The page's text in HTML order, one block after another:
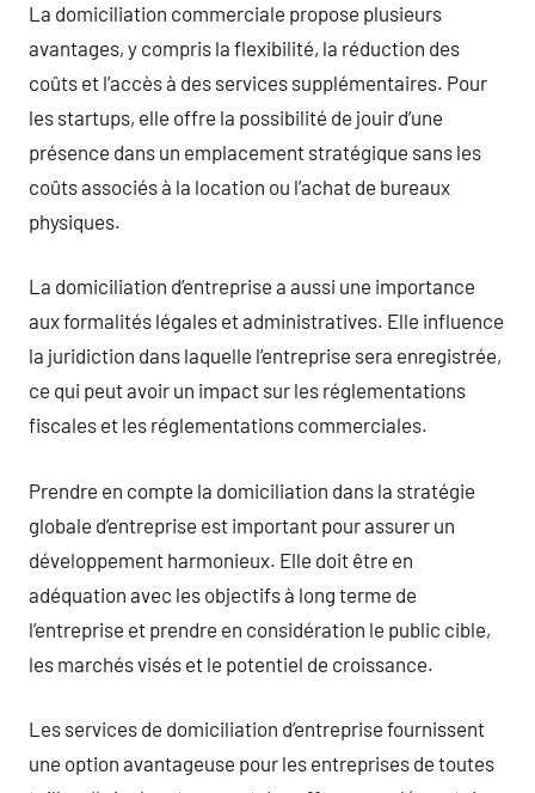
La domiciliation commerciale propose plusieurs
avantages, y compris la flexibilité, la réduction des
coûts et l’accès à des services supplémentaires. Pour
les startups, elle offre la possibilité de jouir d’une
présence dans un emplacement stratégique sans les
coûts associés à la location ou l’achat de bureaux
physiques.
La domiciliation d’entreprise a aussi une importance
aux formalités légales et administratives. Elle influence
la juridiction dans laquelle l’entreprise sera enregistrée,
ce qui peut avoir un impact sur les réglementations
fiscales et les réglementations commerciales.
Prendre en compte la domiciliation dans la stratégie
globale d’entreprise est important pour assurer un
développement harmonieux. Elle doit être en
adéquation avec les objectifs à long terme de
l’entreprise et prendre en considération le public cible,
les marchés visés et le potentiel de croissance.
Les services de domiciliation d’entreprise fournissent
une option avantageuse pour les entreprises de toutes